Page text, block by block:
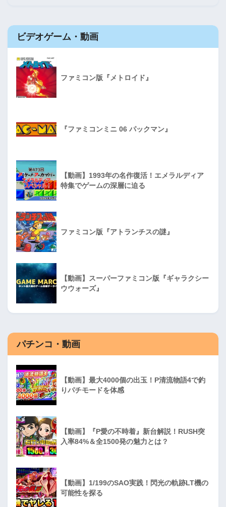
ビデオゲーム・動画
ファミコン版『メトロイド』
『ファミコンミニ 06 パックマン』
【動画】1993年の名作復活！エメラルディア
特集でゲームの深層に迫る
ファミコン版『アトランチスの謎』
【動画】スーパーファミコン版『ギャラクシー
ウウォーズ』
パチンコ・動画
【動画】最大4000個の出玉！P清流物語4で釣
りパチモードを体感
【動画】『P愛の不時着』新台解説！RUSH突
入率84%＆全1500発の魅力とは？
【動画】1/199のSAO実践！閃光の軌跡LT機の
可能性を探る